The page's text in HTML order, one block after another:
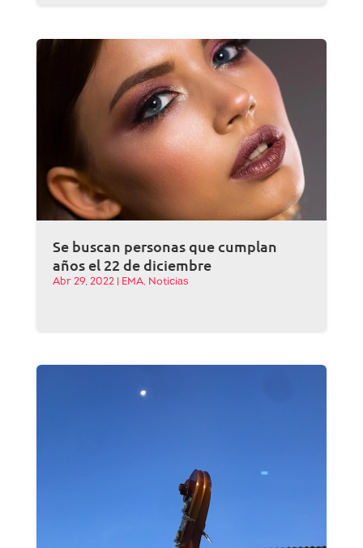
Se buscan personas que cumplan
años el 22 de diciembre
Abr 29, 2022| EMA, Noticias